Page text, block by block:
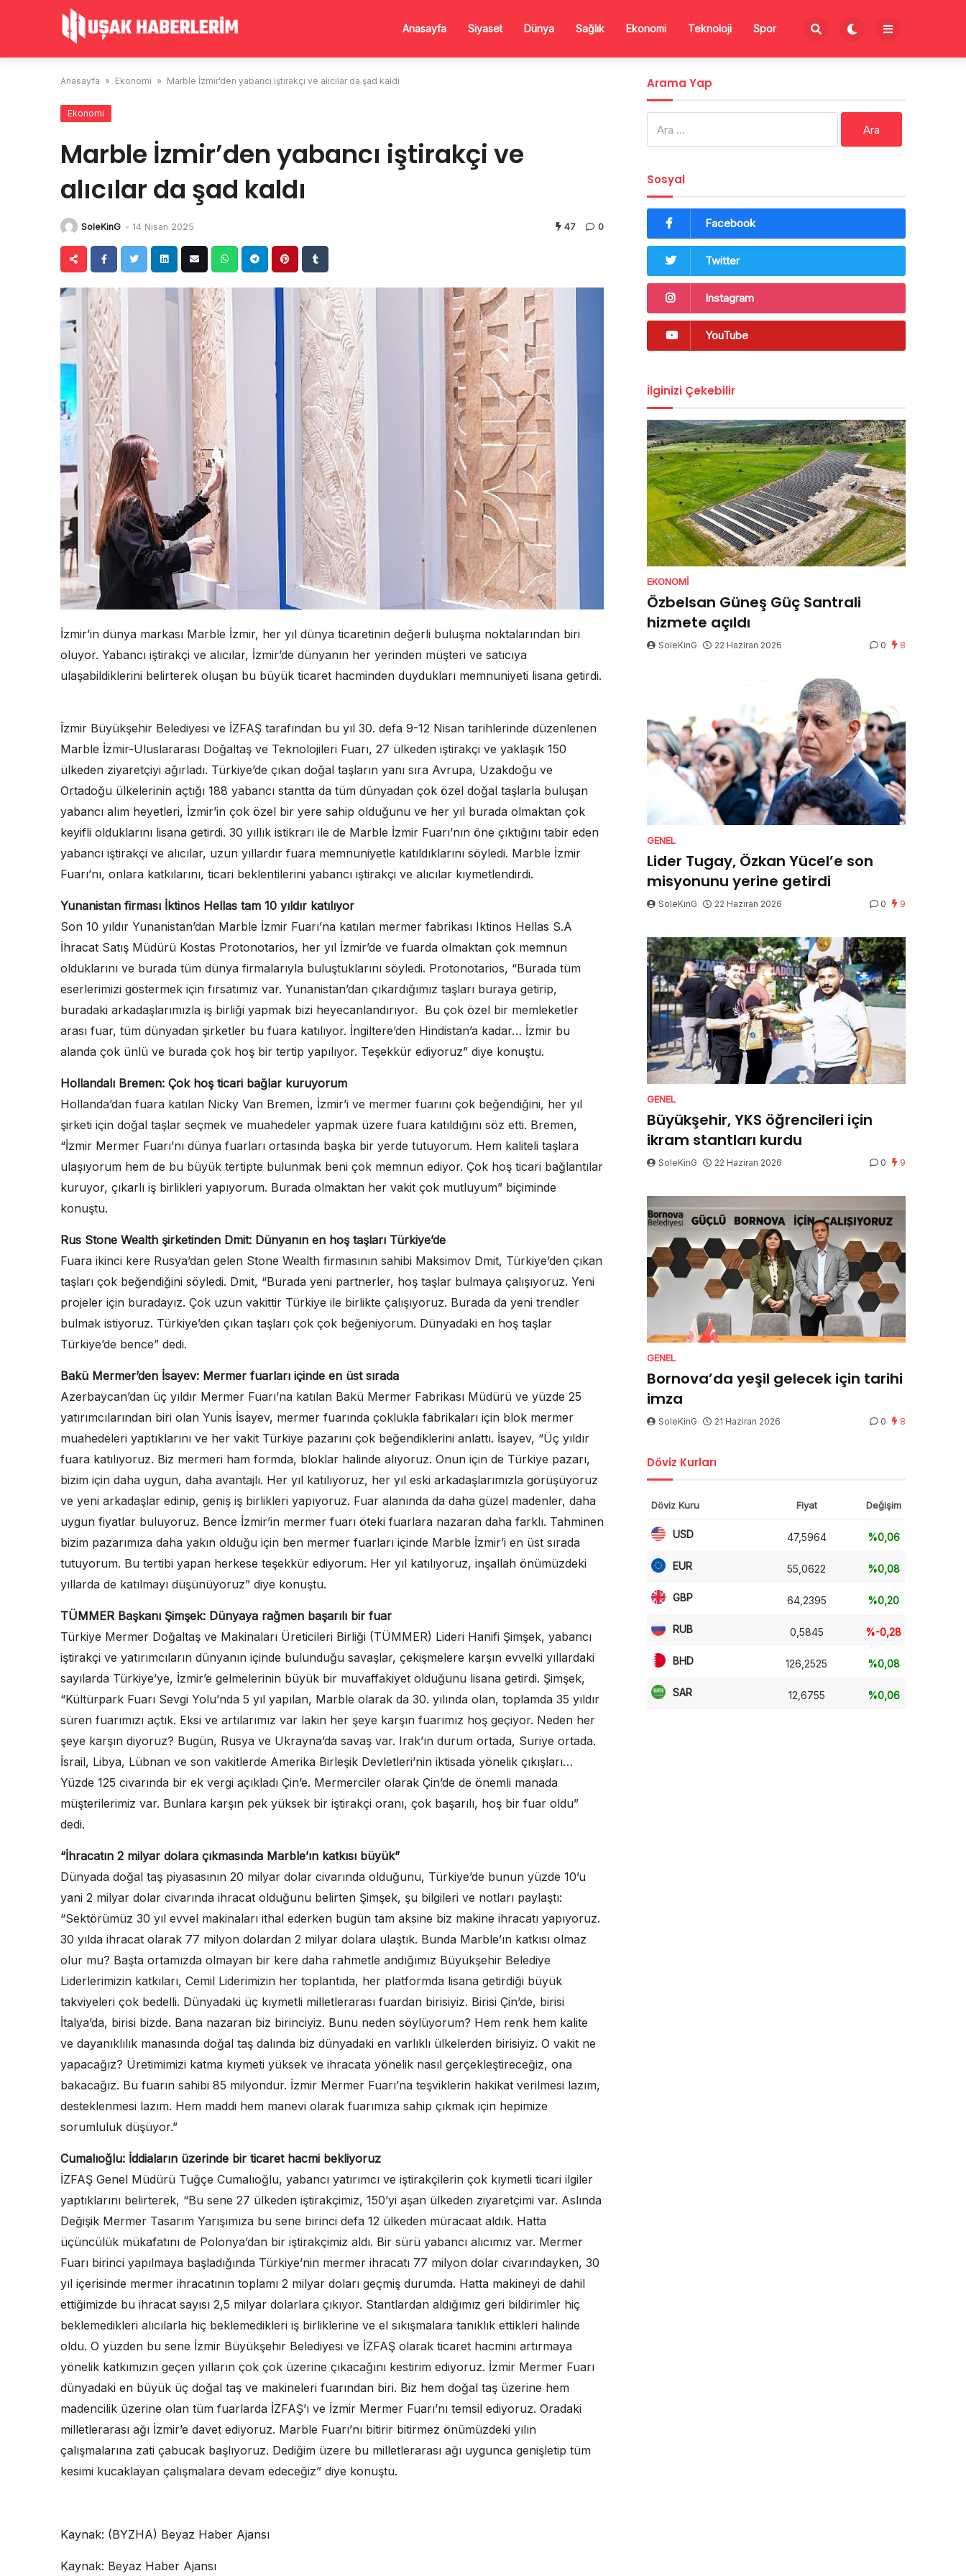
Anasayfa Siyaset Dünya Sağlık Ekonomi Teknoloji Spor
Anasayfa » Ekonomi » Marble İzmir’den yabancı iştirakçi ve alıcılar da şad kaldı
Ekonomi
Marble İzmir’den yabancı iştirakçi ve
alıcılar da şad kaldı
SoleKinG - 14 Nisan 2025 47 0
İzmir’in dünya markası Marble İzmir, her yıl dünya ticaretinin değerli buluşma noktalarından biri
oluyor. Yabancı iştirakçi ve alıcılar, İzmir’de dünyanın her yerinden müşteri ve satıcıya
ulaşabildiklerini belirterek oluşan bu büyük ticaret hacminden duydukları memnuniyeti lisana getirdi.
İzmir Büyükşehir Belediyesi ve İZFAŞ tarafından bu yıl 30. defa 9-12 Nisan tarihlerinde düzenlenen
Marble İzmir-Uluslararası Doğaltaş ve Teknolojileri Fuarı, 27 ülkeden iştirakçi ve yaklaşık 150
ülkeden ziyaretçiyi ağırladı. Türkiye’de çıkan doğal taşların yanı sıra Avrupa, Uzakdoğu ve
Ortadoğu ülkelerinin açtığı 188 yabancı stantta da tüm dünyadan çok özel doğal taşlarla buluşan
yabancı alım heyetleri, İzmir’in çok özel bir yere sahip olduğunu ve her yıl burada olmaktan çok
keyifli olduklarını lisana getirdi. 30 yıllık istikrarı ile de Marble İzmir Fuarı’nın öne çıktığını tabir eden
yabancı iştirakçi ve alıcılar, uzun yıllardır fuara memnuniyetle katıldıklarını söyledi. Marble İzmir
Fuarı’nı, onlara katkılarını, ticari beklentilerini yabancı iştirakçi ve alıcılar kıymetlendirdi.
Yunanistan firması İktinos Hellas tam 10 yıldır katılıyor
Son 10 yıldır Yunanistan’dan Marble İzmir Fuarı’na katılan mermer fabrikası Iktinos Hellas S.A
İhracat Satış Müdürü Kostas Protonotarios, her yıl İzmir’de ve fuarda olmaktan çok memnun
olduklarını ve burada tüm dünya firmalarıyla buluştuklarını söyledi. Protonotarios, “Burada tüm
eserlerimizi göstermek için fırsatımız var. Yunanistan’dan çıkardığımız taşları buraya getirip,
buradaki arkadaşlarımızla iş birliği yapmak bizi heyecanlandırıyor. Bu çok özel bir memleketler
arası fuar, tüm dünyadan şirketler bu fuara katılıyor. İngiltere’den Hindistan’a kadar… İzmir bu
alanda çok ünlü ve burada çok hoş bir tertip yapılıyor. Teşekkür ediyoruz” diye konuştu.
Hollandalı Bremen: Çok hoş ticari bağlar kuruyorum
Hollanda’dan fuara katılan Nicky Van Bremen, İzmir’i ve mermer fuarını çok beğendiğini, her yıl
şirketi için doğal taşlar seçmek ve muahedeler yapmak üzere fuara katıldığını söz etti. Bremen,
“İzmir Mermer Fuarı’nı dünya fuarları ortasında başka bir yerde tutuyorum. Hem kaliteli taşlara
ulaşıyorum hem de bu büyük tertipte bulunmak beni çok memnun ediyor. Çok hoş ticari bağlantılar
kuruyor, çıkarlı iş birlikleri yapıyorum. Burada olmaktan her vakit çok mutluyum” biçiminde
konuştu.
Rus Stone Wealth şirketinden Dmit: Dünyanın en hoş taşları Türkiye’de
Fuara ikinci kere Rusya’dan gelen Stone Wealth firmasının sahibi Maksimov Dmit, Türkiye’den çıkan
taşları çok beğendiğini söyledi. Dmit, “Burada yeni partnerler, hoş taşlar bulmaya çalışıyoruz. Yeni
projeler için buradayız. Çok uzun vakittir Türkiye ile birlikte çalışıyoruz. Burada da yeni trendler
bulmak istiyoruz. Türkiye’den çıkan taşları çok çok beğeniyorum. Dünyadaki en hoş taşlar
Türkiye’de bence” dedi.
Bakü Mermer’den İsayev: Mermer fuarları içinde en üst sırada
Azerbaycan’dan üç yıldır Mermer Fuarı’na katılan Bakü Mermer Fabrikası Müdürü ve yüzde 25
yatırımcılarından biri olan Yunis İsayev, mermer fuarında çoklukla fabrikaları için blok mermer
muahedeleri yaptıklarını ve her vakit Türkiye pazarını çok beğendiklerini anlattı. İsayev, “Üç yıldır
fuara katılıyoruz. Biz mermeri ham formda, bloklar halinde alıyoruz. Onun için de Türkiye pazarı,
bizim için daha uygun, daha avantajlı. Her yıl katılıyoruz, her yıl eski arkadaşlarımızla görüşüyoruz
ve yeni arkadaşlar edinip, geniş iş birlikleri yapıyoruz. Fuar alanında da daha güzel madenler, daha
uygun fiyatlar buluyoruz. Bence İzmir’in mermer fuarı öteki fuarlara nazaran daha farklı. Tahminen
bizim pazarımıza daha yakın olduğu için ben mermer fuarları içinde Marble İzmir’i en üst sırada
tutuyorum. Bu tertibi yapan herkese teşekkür ediyorum. Her yıl katılıyoruz, inşallah önümüzdeki
yıllarda de katılmayı düşünüyoruz” diye konuştu.
TÜMMER Başkanı Şimşek: Dünyaya rağmen başarılı bir fuar
Türkiye Mermer Doğaltaş ve Makinaları Üreticileri Birliği (TÜMMER) Lideri Hanifi Şimşek, yabancı
iştirakçi ve yatırımcıların dünyanın içinde bulunduğu savaşlar, çekişmelere karşın evvelki yıllardaki
sayılarda Türkiye’ye, İzmir’e gelmelerinin büyük bir muvaffakiyet olduğunu lisana getirdi. Şimşek,
“Kültürpark Fuarı Sevgi Yolu’nda 5 yıl yapılan, Marble olarak da 30. yılında olan, toplamda 35 yıldır
süren fuarımızı açtık. Eksi ve artılarımız var lakin her şeye karşın fuarımız hoş geçiyor. Neden her
şeye karşın diyoruz? Bugün, Rusya ve Ukrayna’da savaş var. Irak’ın durum ortada, Suriye ortada.
İsrail, Libya, Lübnan ve son vakitlerde Amerika Birleşik Devletleri’nin iktisada yönelik çıkışları…
Yüzde 125 civarında bir ek vergi açıkladı Çin’e. Mermerciler olarak Çin’de de önemli manada
müşterilerimiz var. Bunlara karşın pek yüksek bir iştirakçi oranı, çok başarılı, hoş bir fuar oldu”
dedi.
“İhracatın 2 milyar dolara çıkmasında Marble’ın katkısı büyük”
Dünyada doğal taş piyasasının 20 milyar dolar civarında olduğunu, Türkiye’de bunun yüzde 10’u
yani 2 milyar dolar civarında ihracat olduğunu belirten Şimşek, şu bilgileri ve notları paylaştı:
“Sektörümüz 30 yıl evvel makinaları ithal ederken bugün tam aksine biz makine ihracatı yapıyoruz.
30 yılda ihracat olarak 77 milyon dolardan 2 milyar dolara ulaştık. Bunda Marble’ın katkısı olmaz
olur mu? Başta ortamızda olmayan bir kere daha rahmetle andığımız Büyükşehir Belediye
Liderlerimizin katkıları, Cemil Liderimizin her toplantıda, her platformda lisana getirdiği büyük
takviyeleri çok bedelli. Dünyadaki üç kıymetli milletlerarası fuardan birisiyiz. Birisi Çin’de, birisi
İtalya’da, birisi bizde. Bana nazaran biz birinciyiz. Bunu neden söylüyorum? Hem renk hem kalite
ve dayanıklılık manasında doğal taş dalında biz dünyadaki en varlıklı ülkelerden birisiyiz. O vakit ne
yapacağız? Üretimimizi katma kıymeti yüksek ve ihracata yönelik nasıl gerçekleştireceğiz, ona
bakacağız. Bu fuarın sahibi 85 milyondur. İzmir Mermer Fuarı’na teşviklerin hakikat verilmesi lazım,
desteklenmesi lazım. Hem maddi hem manevi olarak fuarımıza sahip çıkmak için hepimize
sorumluluk düşüyor.”
Cumalıoğlu: İddiaların üzerinde bir ticaret hacmi bekliyoruz
İZFAŞ Genel Müdürü Tuğçe Cumalıoğlu, yabancı yatırımcı ve iştirakçilerin çok kıymetli ticari ilgiler
yaptıklarını belirterek, “Bu sene 27 ülkeden iştirakçimiz, 150’yi aşan ülkeden ziyaretçimi var. Aslında
Değişik Mermer Tasarım Yarışımıza bu sene birinci defa 12 ülkeden müracaat aldık. Hatta
üçüncülük mükafatını de Polonya’dan bir iştirakçimiz aldı. Bir sürü yabancı alıcımız var. Mermer
Fuarı birinci yapılmaya başladığında Türkiye’nin mermer ihracatı 77 milyon dolar civarındayken, 30
yıl içerisinde mermer ihracatının toplamı 2 milyar doları geçmiş durumda. Hatta makineyi de dahil
ettiğimizde bu ihracat sayısı 2,5 milyar dolarlara çıkıyor. Stantlardan aldığımız geri bildirimler hiç
beklemedikleri alıcılarla hiç beklemedikleri iş birliklerine ve el sıkışmalara tanıklık ettikleri halinde
oldu. O yüzden bu sene İzmir Büyükşehir Belediyesi ve İZFAŞ olarak ticaret hacmini artırmaya
yönelik katkımızın geçen yılların çok çok üzerine çıkacağını kestirim ediyoruz. İzmir Mermer Fuarı
dünyadaki en büyük üç doğal taş ve makineleri fuarından biri. Biz hem doğal taş üzerine hem
madencilik üzerine olan tüm fuarlarda İZFAŞ’ı ve İzmir Mermer Fuarı’nı temsil ediyoruz. Oradaki
milletlerarası ağı İzmir’e davet ediyoruz. Marble Fuarı’nı bitirir bitirmez önümüzdeki yılın
çalışmalarına zati çabucak başlıyoruz. Dediğim üzere bu milletlerarası ağı uygunca genişletip tüm
kesimi kucaklayan çalışmalara devam edeceğiz” diye konuştu.
Kaynak: (BYZHA) Beyaz Haber Ajansı
Kaynak: Beyaz Haber Ajansı
Arama Yap
Sosyal
Facebook
Twitter
Instagram
YouTube
İlginizi Çekebilir
EKONOMI
Özbelsan Güneş Güç Santrali
hizmete açıldı
SoleKinG 22 Haziran 2026 0 8
GENEL
Lider Tugay, Özkan Yücel’e son
misyonunu yerine getirdi
SoleKinG 22 Haziran 2026 0 9
GENEL
Büyükşehir, YKS öğrencileri için
ikram stantları kurdu
SoleKinG 22 Haziran 2026 0 9
GENEL
Bornova’da yeşil gelecek için tarihi
imza
SoleKinG 21 Haziran 2026 0 8
Döviz Kurları
Döviz Kuru Fiyat Değişim
USD 47,5964 %0,06
EUR 55,0622 %0,08
GBP 64,2395 %0,20
RUB 0,5845 %-0,28
BHD 126,2525 %0,08
SAR 12,6755 %0,06